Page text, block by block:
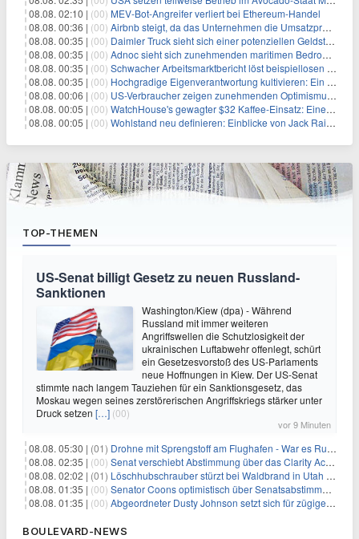
08.08. 02:10 | (00) MEV-Bot-Angreifer verliert bei Ethereum-Handel
08.08. 00:36 | (00) Airbnb steigt, da das Unternehmen die Umsatzprognose anhebt und starkes Wachstum signalisiert
08.08. 00:35 | (00) Daimler Truck sieht sich einer potenziellen Geldstrafe von 1 Milliarde Euro aufgrund von EU-Emissionsvorschriften gegenüber
08.08. 00:35 | (00) Adnoc sieht sich zunehmenden maritimen Bedrohungen angesichts regionaler Spannungen gegenüber
08.08. 00:35 | (00) Schwacher Arbeitsmarktbericht löst beispiellosen Börsenanstieg aus
08.08. 00:35 | (00) Hochgradige Eigenverantwortung kultivieren: Ein Weg zu Wachstum und Resilienz
08.08. 00:06 | (00) US-Verbraucher zeigen zunehmenden Optimismus hinsichtlich Arbeitsplätzen und Inflationserwartungen
08.08. 00:05 | (00) WatchHouse's gewagter $32 Kaffee-Einsatz: Eine neue Ära für den Luxusgetränkekonsum
08.08. 00:05 | (00) Wohlstand neu definieren: Einblicke von Jack Raines zur Navigation der Finanzen in den Zwanzigern
TOP-THEMEN
US-Senat billigt Gesetz zu neuen Russland-
Sanktionen
Washington/Kiew (dpa) - Während
Russland mit immer weiteren
Angriffswellen die Schutzlosigkeit der
ukrainischen Luftabwehr offenlegt, schürt
ein Gesetzesvorstoß des US-Parlaments
neue Hoffnungen in Kiew. Der US-Senat
stimmte nach langem Tauziehen für ein Sanktionsgesetz, das
Moskau wegen seines zerstörerischen Angriffskriegs stärker unter
Druck setzen […] (00)
vor 9 Minuten
08.08. 05:30 | (01) Drohne mit Sprengstoff am Flughafen - War es Russland?
08.08. 02:35 | (00) Senat verschiebt Abstimmung über das Clarity Act: Auswirkungen auf Unternehmen und das Vertrauen der Investoren
08.08. 02:02 | (01) Löschhubschrauber stürzt bei Waldbrand in Utah ab
08.08. 01:35 | (00) Senator Coons optimistisch über Senatsabstimmungen angesichts von Finanzierungsbedenken
08.08. 01:35 | (00) Abgeordneter Dusty Johnson setzt sich für zügige Regierungsfinanzierung angesichts von Shutdown-Risiken ein
BOULEVARD-NEWS